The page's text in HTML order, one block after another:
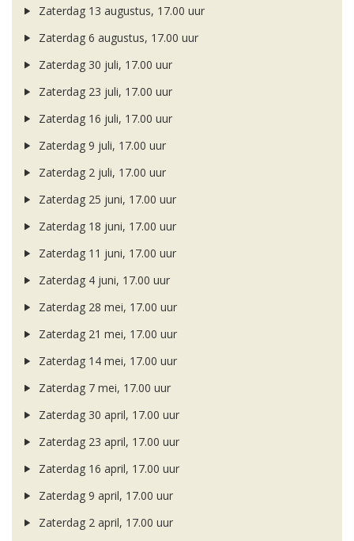
Zaterdag 13 augustus, 17.00 uur
Zaterdag 6 augustus, 17.00 uur
Zaterdag 30 juli, 17.00 uur
Zaterdag 23 juli, 17.00 uur
Zaterdag 16 juli, 17.00 uur
Zaterdag 9 juli, 17.00 uur
Zaterdag 2 juli, 17.00 uur
Zaterdag 25 juni, 17.00 uur
Zaterdag 18 juni, 17.00 uur
Zaterdag 11 juni, 17.00 uur
Zaterdag 4 juni, 17.00 uur
Zaterdag 28 mei, 17.00 uur
Zaterdag 21 mei, 17.00 uur
Zaterdag 14 mei, 17.00 uur
Zaterdag 7 mei, 17.00 uur
Zaterdag 30 april, 17.00 uur
Zaterdag 23 april, 17.00 uur
Zaterdag 16 april, 17.00 uur
Zaterdag 9 april, 17.00 uur
Zaterdag 2 april, 17.00 uur